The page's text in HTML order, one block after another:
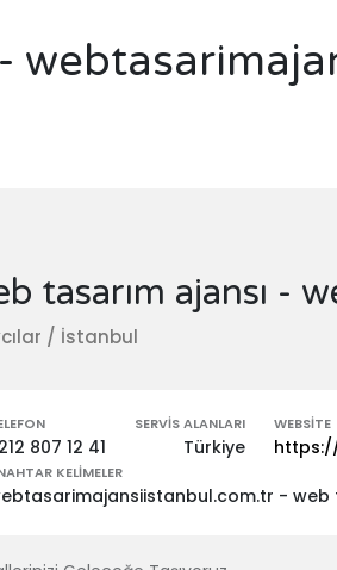
-
tasarım ajansı -
/ İstanbul
807 12 41
SERVIS ALANLARI
Türkiye
WEBSITE
KELIMELER
- web